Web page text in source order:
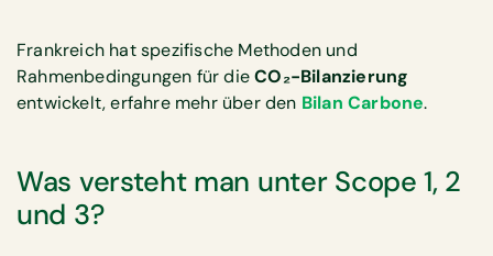
Frankreich hat spezifische Methoden und
Rahmenbedingungen für dieCO₂-Bilanzierung
entwickelt, erfahre mehr über den Bilan Carbone.
Was versteht man unter Scope 1, 2
und 3?